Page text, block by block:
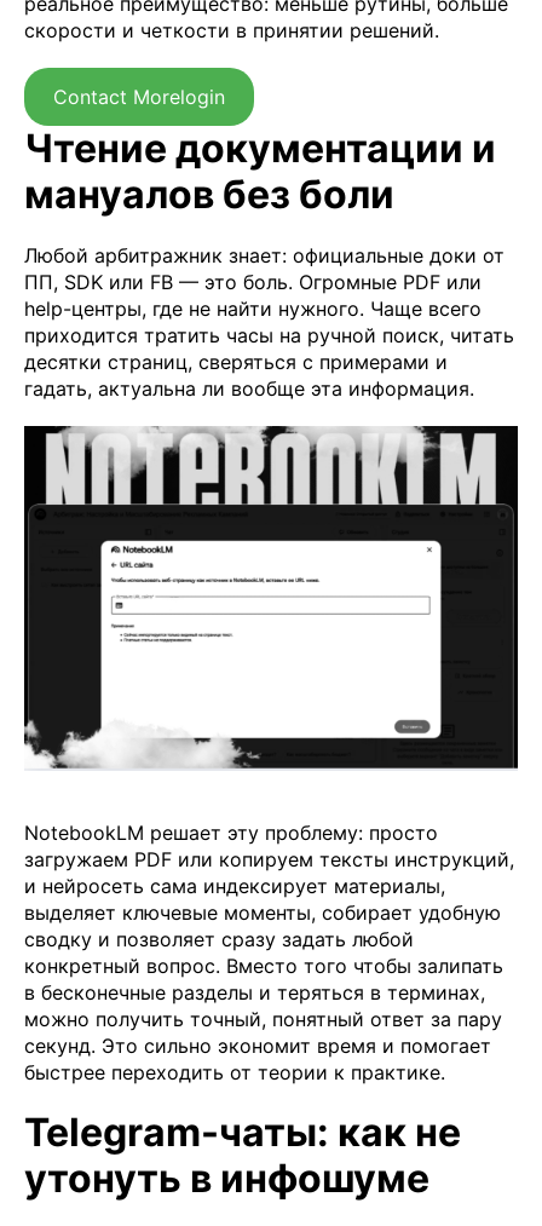
скорости и четкости в принятии решений.
Contact Morelogin
Чтение документации и
мануалов без боли
Любой арбитражник знает: официальные доки от
ПП, SDK или FB — это боль. Огромные PDF или
help-центры, где не найти нужного. Чаще всего
приходится тратить часы на ручной поиск, читать
десятки страниц, сверяться с примерами и
гадать, актуальна ли вообще эта информация.
NotebookLM решает эту проблему: просто
загружаем PDF или копируем тексты инструкций,
и нейросеть сама индексирует материалы,
выделяет ключевые моменты, собирает удобную
сводку и позволяет сразу задать любой
конкретный вопрос. Вместо того чтобы залипать
в бесконечные разделы и теряться в терминах,
можно получить точный, понятный ответ за пару
секунд. Это сильно экономит время и помогает
быстрее переходить от теории к практике.
Telegram-чаты: как не
утонуть в инфошуме